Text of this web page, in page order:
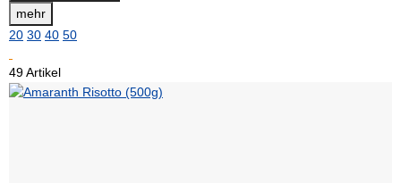
mehr
20 30 40 50
49 Artikel